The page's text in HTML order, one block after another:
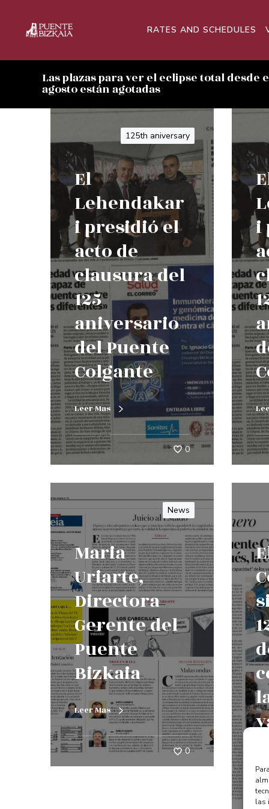
las
RATES AND SCHEDULES
Las plazas para ver el eclipse total desde
agosto están agotadas
125th aniversary
El
Lehendakar
i presidió el
acto de
clausura del
125
aniversario
del Puente
Colgante
Leer Mas
0
i
News
Maria
Uriarte,
Directora
Gerente del
Puente
Bizkaia
Leer Mas
0